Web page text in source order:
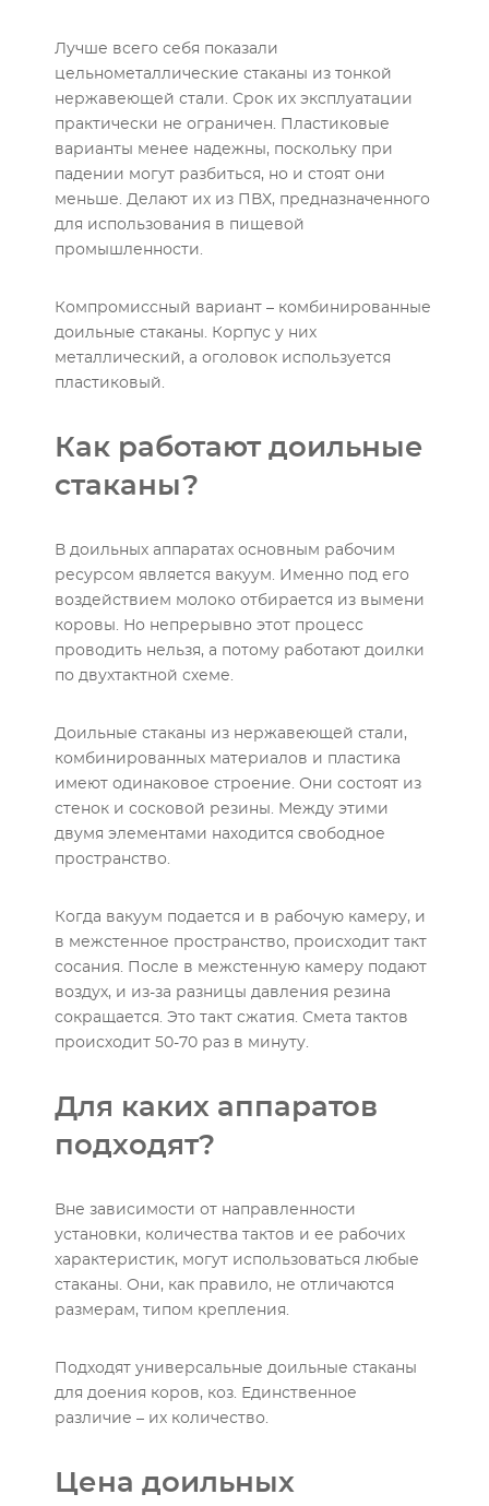
Лучше всего себя показали
цельнометаллические стаканы из тонкой
нержавеющей стали. Срок их эксплуатации
практически не ограничен. Пластиковые
варианты менее надежны, поскольку при
падении могут разбиться, но и стоят они
меньше. Делают их из ПВХ, предназначенного
для использования в пищевой
промышленности.
Компромиссный вариант – комбинированные
доильные стаканы. Корпус у них
металлический, а оголовок используется
пластиковый.
Как работают доильные
стаканы?
В доильных аппаратах основным рабочим
ресурсом является вакуум. Именно под его
воздействием молоко отбирается из вымени
коровы. Но непрерывно этот процесс
проводить нельзя, а потому работают доилки
по двухтактной схеме.
Доильные стаканы из нержавеющей стали,
комбинированных материалов и пластика
имеют одинаковое строение. Они состоят из
стенок и сосковой резины. Между этими
двумя элементами находится свободное
пространство.
Когда вакуум подается и в рабочую камеру, и
в межстенное пространство, происходит такт
сосания. После в межстенную камеру подают
воздух, и из-за разницы давления резина
сокращается. Это такт сжатия. Смета тактов
происходит 50-70 раз в минуту.
Для каких аппаратов
подходят?
Вне зависимости от направленности
установки, количества тактов и ее рабочих
характеристик, могут использоваться любые
стаканы. Они, как правило, не отличаются
размерам, типом крепления.
Подходят универсальные доильные стаканы
для доения коров, коз. Единственное
различие – их количество.
Цена доильных